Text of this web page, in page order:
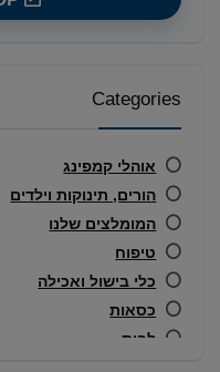
Categories
אוהלי קמפינג
הורים, תינוקות וילדים
המומלצים שלנו
טיפוח
כלי בישול ואכילה
כסאות
לבית